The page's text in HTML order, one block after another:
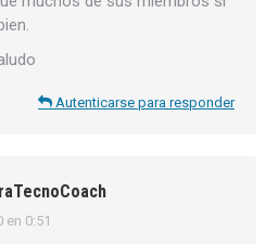
Autenticarse para responder
en 0:51